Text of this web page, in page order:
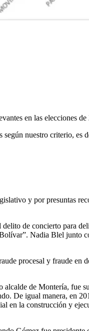
en las elecciones
nuestro criterio, es
y por presuntas
de concierto para
Nadia Blel junto
procesal y fraude en
alcalde de Montería, fue
De igual manera, en
en la construcción y